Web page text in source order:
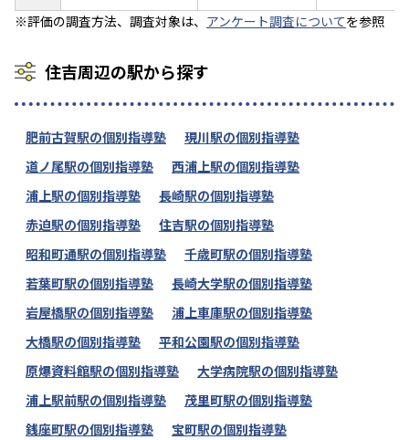
※評価の調査方法、調査対象は、 アンケート調査についてを参照
住吉周辺の駅から探す
肥前古賀駅の個別指導塾
現川駅の個別指導塾
道ノ尾駅の個別指導塾
西浦上駅の個別指導塾
浦上駅の個別指導塾
長崎駅の個別指導塾
赤迫駅の個別指導塾
住吉駅の個別指導塾
昭和町通駅の個別指導塾
千歳町駅の個別指導塾
若葉町駅の個別指導塾
長崎大学駅の個別指導塾
岩屋橋駅の個別指導塾
浦上車庫駅の個別指導塾
大橋駅の個別指導塾
平和公園駅の個別指導塾
原爆資料館駅の個別指導塾
大学病院駅の個別指導塾
浦上駅前駅の個別指導塾
茂里町駅の個別指導塾
銭座町駅の個別指導塾
宝町駅の個別指導塾